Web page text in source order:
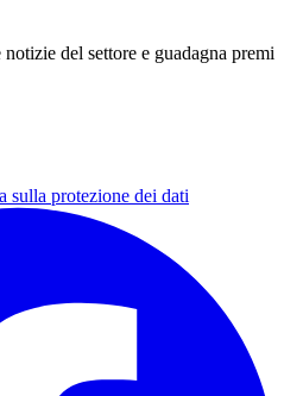
del settore e guadagna premi
sulla protezione dei dati